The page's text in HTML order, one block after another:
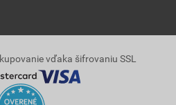
vďaka šifrovaniu SSL